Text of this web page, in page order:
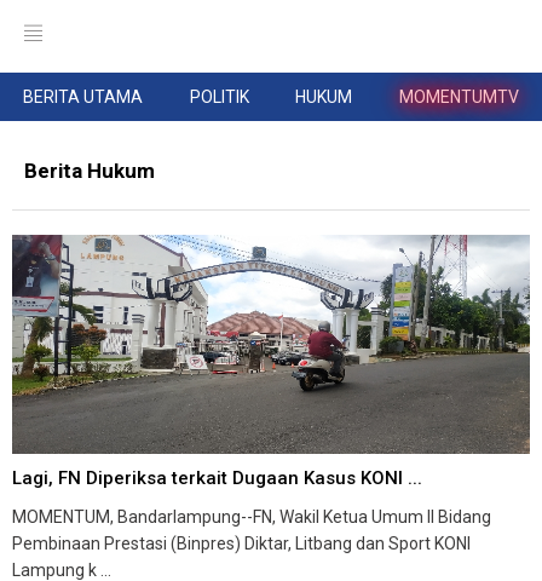
BERITA UTAMA POLITIK HUKUM MOMENTUMTV
Berita Hukum
Lagi, FN Diperiksa terkait Dugaan Kasus KONI ...
MOMENTUM, Bandarlampung--FN, Wakil Ketua Umum II Bidang
Pembinaan Prestasi (Binpres) Diktar, Litbang dan Sport KONI
Lampung k ...